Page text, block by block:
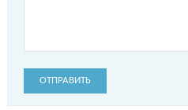
ОТПРАВИТЬ